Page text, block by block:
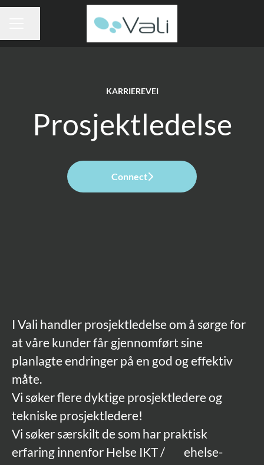
KARRIEREVEI
Prosjektledelse
Connect
I Vali handler prosjektledelse om å sørge for
at våre kunder får gjennomført sine
planlagte endringer på en god og effektiv
måte.
Vi søker flere dyktige prosjektledere og
tekniske prosjektledere!
Vi søker særskilt de som har praktisk
erfaring innenfor Helse IKT / ehelse-